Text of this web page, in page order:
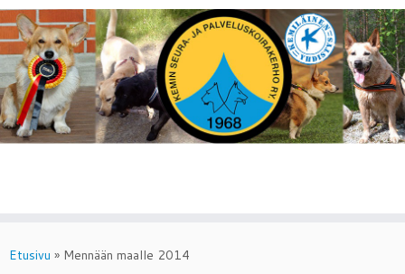
toEtusivu » Mennään maalle 2014